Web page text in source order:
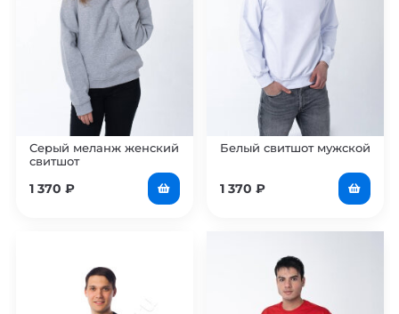
Серый меланж женский
свитшот
1 370 ₽
Белый свитшот мужской
1 370 ₽